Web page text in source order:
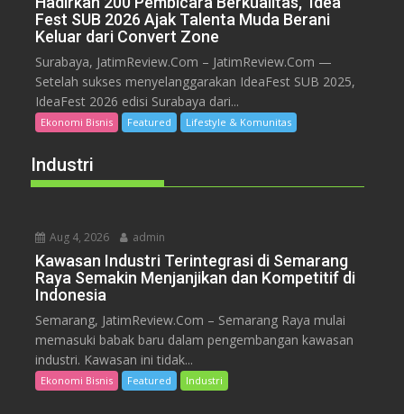
Fest SUB 2026 Ajak Talenta Muda Berani
Keluar dari Convert Zone
Surabaya, JatimReview.Com – JatimReview.Com —
Setelah sukses menyelanggarakan IdeaFest SUB 2025,
IdeaFest 2026 edisi Surabaya dari...
Ekonomi Bisnis Featured Lifestyle & Komunitas
Industri
Aug 4, 2026 admin
Kawasan Industri Terintegrasi di Semarang
Raya Semakin Menjanjikan dan Kompetitif di
Indonesia
Semarang, JatimReview.Com – Semarang Raya mulai
memasuki babak baru dalam pengembangan kawasan
industri. Kawasan ini tidak...
Ekonomi Bisnis Featured Industri